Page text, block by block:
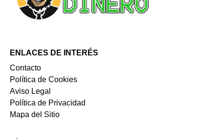
ENLACES DE INTERÉS
Contacto
Política de Cookies
Aviso Legal
Política de Privacidad
Mapa del Sitio